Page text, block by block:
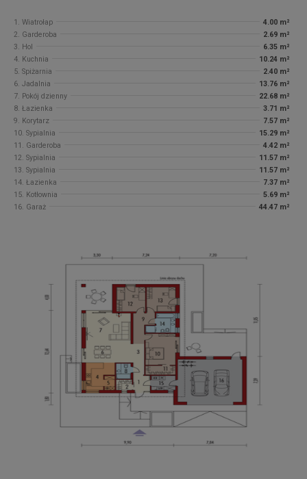
1. Wiatrołap
4.00 m²
2. Garderoba
2.69 m²
3. Hol
6.35 m²
4. Kuchnia
10.24 m²
5. Spiżarnia
2.40 m²
6. Jadalnia
13.76 m²
7. Pokój dzienny
22.68 m²
8. Łazienka
3.71 m²
9. Korytarz
7.57 m²
10. Sypialnia
15.29 m²
11. Garderoba
4.42 m²
12. Sypialnia
11.57 m²
13. Sypialnia
11.57 m²
14. Łazienka
7.37 m²
15. Kotłownia
5.69 m²
16. Garaż
44.47 m²